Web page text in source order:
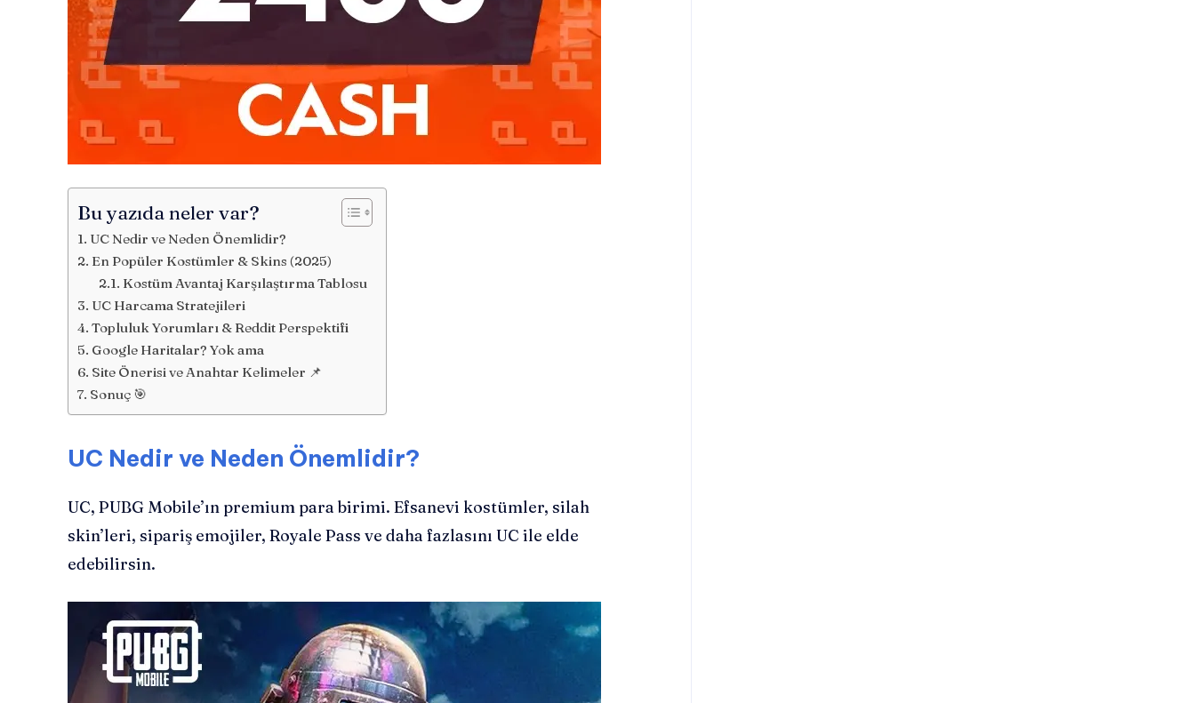
Bu yazıda neler var?
UC Nedir ve Neden Önemlidir?
En Popüler Kostümler & Skins (2025)
Kostüm Avantaj Karşılaştırma Tablosu
UC Harcama Stratejileri
Topluluk Yorumları & Reddit Perspektifi
Google Haritalar? Yok ama
Site Önerisi ve Anahtar Kelimeler 📌
Sonuç 🎯
UC Nedir ve Neden Önemlidir?
UC, PUBG Mobile’ın premium para birimi. Efsanevi kostümler, silah
skin’leri, sipariş emojiler, Royale Pass ve daha fazlasını UC ile elde
edebilirsin.